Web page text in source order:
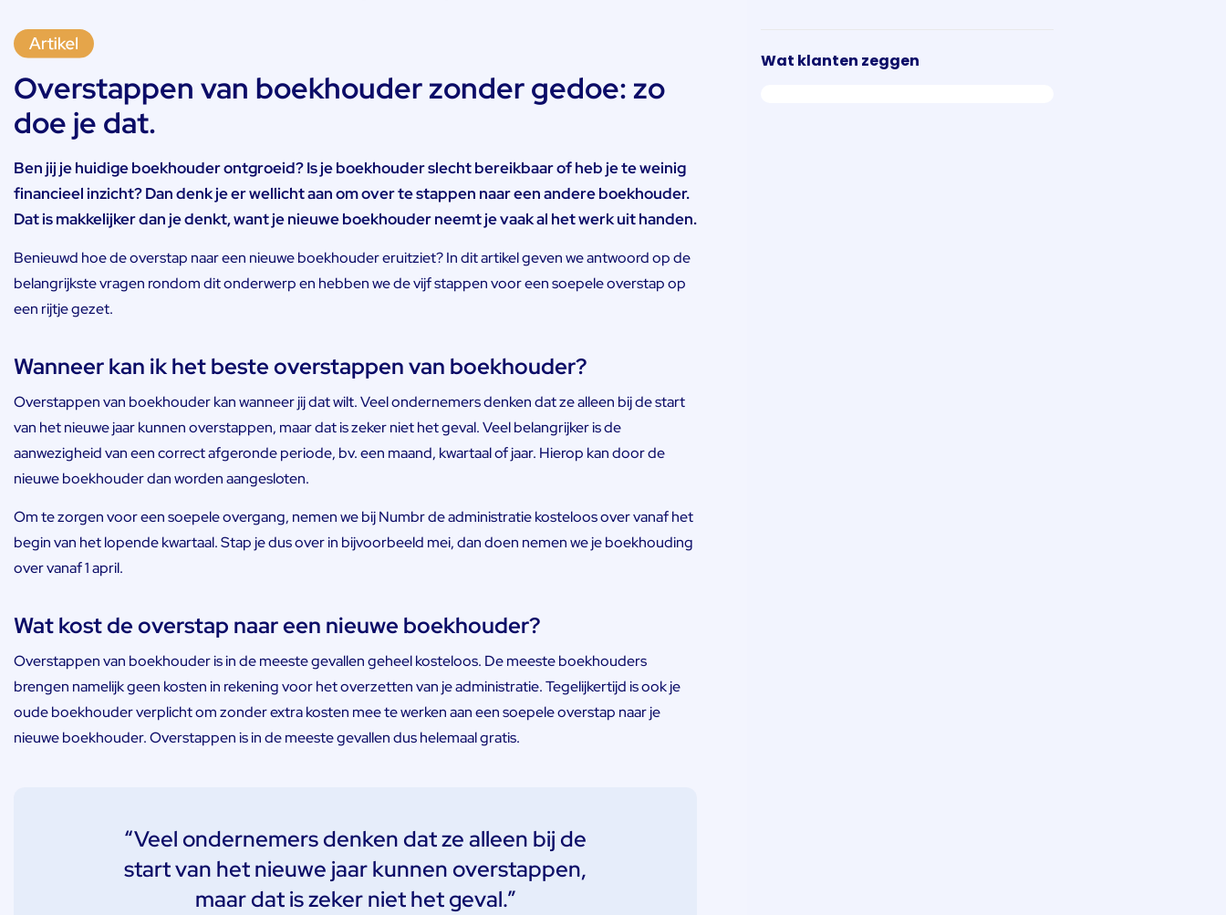
Overstappen van boekhouder zonder gedoe: zo
doe je dat.
Ben jij je huidige boekhouder ontgroeid? Is je boekhouder slecht bereikbaar of heb je te weinig
financieel inzicht? Dan denk je er wellicht aan om over te stappen naar een andere boekhouder.
Dat is makkelijker dan je denkt, want je nieuwe boekhouder neemt je vaak al het werk uit handen.
Benieuwd hoe de overstap naar een nieuwe boekhouder eruitziet? In dit artikel geven we antwoord op de
belangrijkste vragen rondom dit onderwerp en hebben we de vijf stappen voor een soepele overstap op
een rijtje gezet.
Wanneer kan ik het beste overstappen van boekhouder?
Overstappen van boekhouder kan wanneer jij dat wilt. Veel ondernemers denken dat ze alleen bij de start
van het nieuwe jaar kunnen overstappen, maar dat is zeker niet het geval. Veel belangrijker is de
aanwezigheid van een correct afgeronde periode, bv. een maand, kwartaal of jaar. Hierop kan door de
nieuwe boekhouder dan worden aangesloten.
Om te zorgen voor een soepele overgang, nemen we bij Numbr de administratie kosteloos over vanaf het
begin van het lopende kwartaal. Stap je dus over in bijvoorbeeld mei, dan doen nemen we je boekhouding
over vanaf 1 april.
Wat kost de overstap naar een nieuwe boekhouder?
Overstappen van boekhouder is in de meeste gevallen geheel kosteloos. De meeste boekhouders
brengen namelijk geen kosten in rekening voor het overzetten van je administratie. Tegelijkertijd is ook je
oude boekhouder verplicht om zonder extra kosten mee te werken aan een soepele overstap naar je
nieuwe boekhouder. Overstappen is in de meeste gevallen dus helemaal gratis.
“Veel ondernemers denken dat ze alleen bij de
start van het nieuwe jaar kunnen overstappen,
maar dat is zeker niet het geval.”
Wat klanten zeggen